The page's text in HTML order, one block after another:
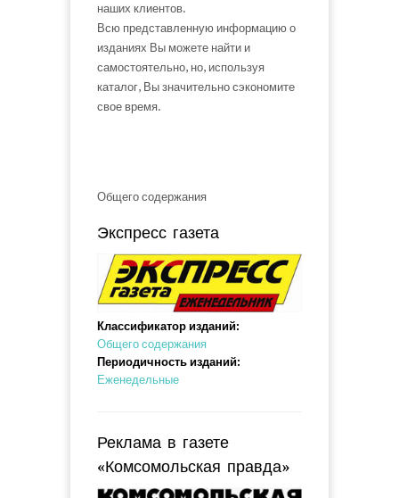
наших клиентов.
Всю представленную информацию о
изданиях Вы можете найти и
самостоятельно, но, используя
каталог, Вы значительно сэкономите
свое время.
Общего содержания
Экспресс газета
Классификатор изданий:
Общего содержания
Периодичность изданий:
Еженедельные
Реклама в газете
«Комсомольская правда»